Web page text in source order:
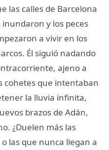
las calles de Barcelona
inundaron y los peces
a vivir en los
Él siguió nadando
ajeno a
cohetes que intentaban
la lluvia infinita,
brazos de Adán,
¿Duelen más las
las que nunca llegan a